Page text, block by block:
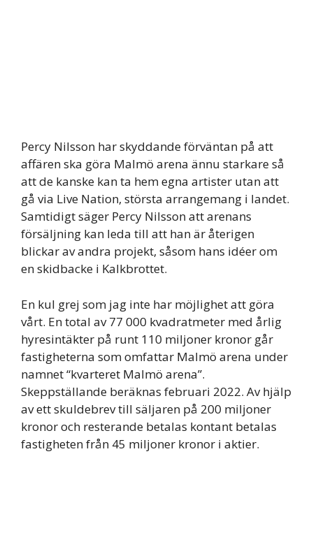
Percy Nilsson har skyddande förväntan på att
affären ska göra Malmö arena ännu starkare så
att de kanske kan ta hem egna artister utan att
gå via Live Nation, största arrangemang i landet.
Samtidigt säger Percy Nilsson att arenans
försäljning kan leda till att han är återigen
blickar av andra projekt, såsom hans idéer om
en skidbacke i Kalkbrottet.
En kul grej som jag inte har möjlighet att göra
vårt. En total av 77 000 kvadratmeter med årlig
hyresintäkter på runt 110 miljoner kronor går
fastigheterna som omfattar Malmö arena under
namnet “kvarteret Malmö arena”.
Skeppställande beräknas februari 2022. Av hjälp
av ett skuldebrev till säljaren på 200 miljoner
kronor och resterande betalas kontant betalas
fastigheten från 45 miljoner kronor i aktier.